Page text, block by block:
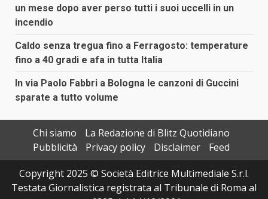
un mese dopo aver perso tutti i suoi uccelli in un
incendio
Caldo senza tregua fino a Ferragosto: temperature
fino a 40 gradi e afa in tutta Italia
In via Paolo Fabbri a Bologna le canzoni di Guccini
sparate a tutto volume
Chi siamo
La Redazione di Blitz Quotidiano
Pubblicità
Privacy policy Disclaimer
Feed
Copyright 2025 © Società Editrice Multimediale S.r.l.
Testata Giornalistica registrata al Tribunale di Roma al